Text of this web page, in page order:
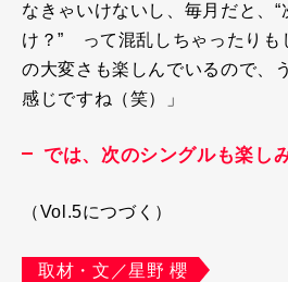
なきゃいけないし、毎月だと、“
け？” って混乱しちゃったりも
の大変さも楽しんでいるので、
感じですね（笑）」
では、次のシングルも楽し
（Vol.5につづく）
取材・文／星野 櫻